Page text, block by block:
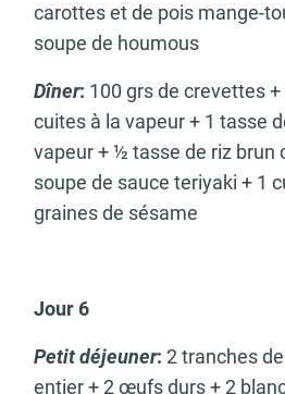
carottes et de pois mange-
soupe de houmous
Dîner: 100 grs de crevettes
cuites à la vapeur + 1 tasse
vapeur + ½ tasse de riz brun
soupe de sauce teriyaki + 1
graines de sésame
Jour 6
Petit déjeuner: 2 tranches
entier + 2 œufs durs + 2